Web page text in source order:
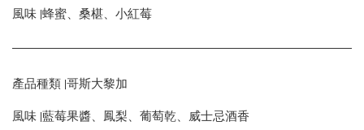
風味 |蜂蜜、桑椹、小紅莓
產品種類 |哥斯大黎加
風味 |藍莓果醬、鳳梨、葡萄乾、威士忌酒香